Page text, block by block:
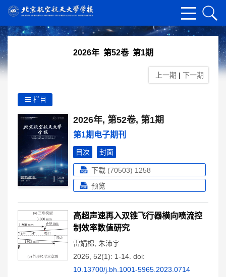
2026年 第52卷 第1期
上一期 | 下一期
栏目
2026年, 第52卷, 第1期
第1期电子期刊
目次 封面
下载 (70503) 1258
预览
高超声速再入双锥飞行器横向喷流控
制效率数值研究
雷娟棉 朱沛宇
2026, 52(1): 1-14. doi:
10.13700/j.bh.1001-5965.2023.0714